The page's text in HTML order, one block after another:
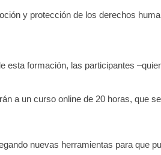
y protección de los derechos
esta formación, las participantes
a un curso online de 20 horas, que
nuevas herramientas para que